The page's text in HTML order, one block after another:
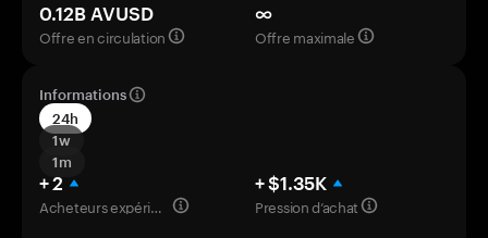
0.12B AVUSD
Offre en circulation
∞
Offre maximale
Informations
24h
1w
1m
+ 2
Acheteurs expérimentés
+ $1.35K
Pression d’achat